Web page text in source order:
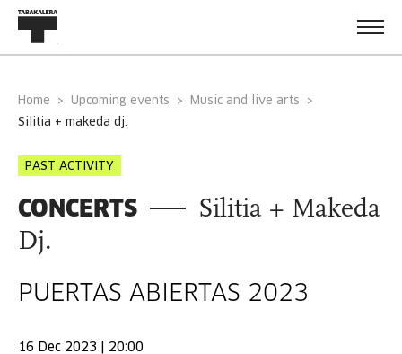
Home Upcoming events
Music and live arts
silitia + makeda dj.
PAST ACTIVITY
CONCERTS
Silitia + Makeda
Dj.
PUERTAS ABIERTAS 2023
16 Dec 2023 | 20:00